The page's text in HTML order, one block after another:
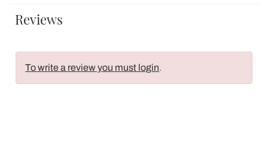
Reviews
To write a review you must login.